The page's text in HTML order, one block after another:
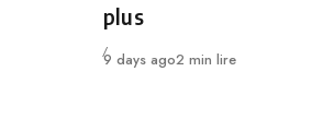
plus
Publié
9 days ago2 min lire